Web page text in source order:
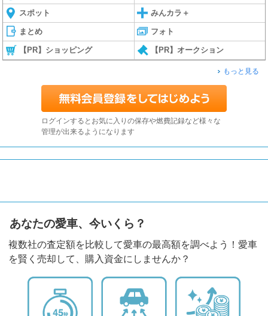
スポット みんカラ＋
まとめ フォト
【PR】ショッピング 【PR】オークション
もっと見る
ログインするとお気に入りの保存や燃費記録など様々な
管理が出来るようになります
あなたの愛車、今いくら？
複数社の査定額を比較して愛車の最高額を調べよう！愛車
を賢く売却して、購入資金にしませんか？